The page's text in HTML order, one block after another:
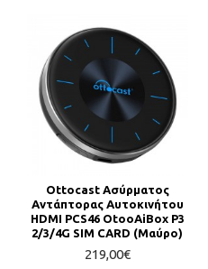
Ottocast Ασύρματος
Αντάπτορας Αυτοκινήτου
HDMI PCS46 OtooAiBox P3
2/3/4G SIM CARD (Μαύρο)
219,00€